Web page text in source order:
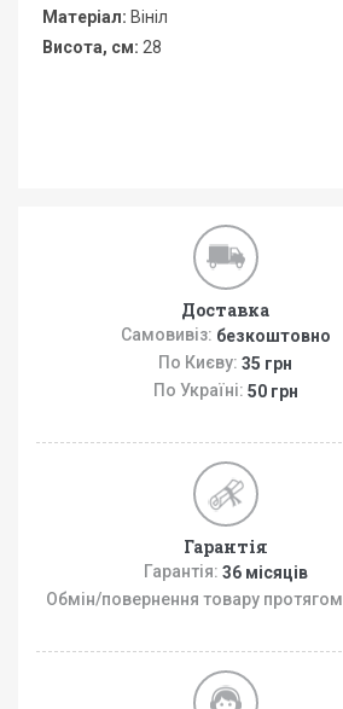
Матеріал: Вініл
Висота, см: 28
Доставка
Самовивіз: безкоштовно
По Києву: 35 грн
По Україні: 50 грн
Гарантія
Гарантія: 36 місяців
Обмін/повернення товару протягом